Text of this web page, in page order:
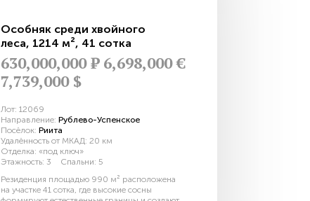
Особняк среди хвойного
леса, 1214 м², 41 сотка
630,000,000Р 6,698,000 €
7,739,000 $
Лот: 12069
Направление: Рублево-Успенское
Посёлок: Риита
Удалённость от МКАД: 20 км
Отделка: «под ключ»
Этажность: 3 Спальни: 5
Резиденция площадью 990 м² расположена
на участке 41 сотка, где высокие сосны